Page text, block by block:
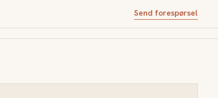
Send forespørsel